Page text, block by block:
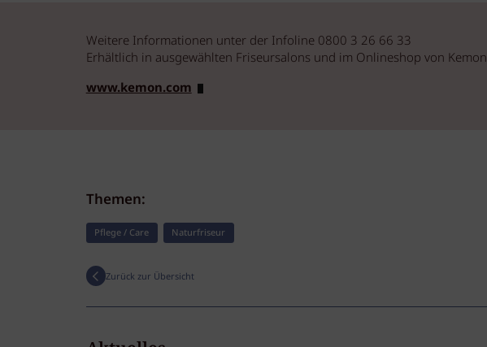
Weitere Informationen unter der Infoline 0800 3 26 66 33
Erhältlich in ausgewählten Friseursalons und im Onlineshop von Kemon
www.kemon.com
Themen:
Pflege / Care Naturfriseur
Zurück zur Übersicht